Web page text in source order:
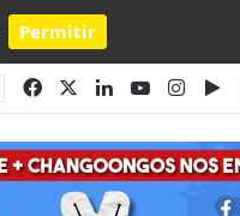
Permitir
FacebookLinkedInYouTube